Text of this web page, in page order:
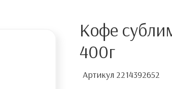
Кофе
400г
Артикул 2214392652